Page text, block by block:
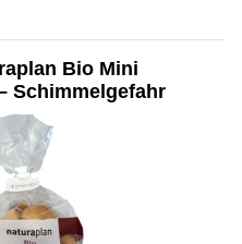
Bio Mini
Schimmelgefahr